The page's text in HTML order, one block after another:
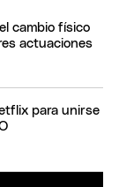
cambio físico
actuaciones
para unirse